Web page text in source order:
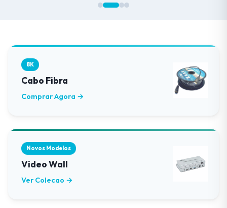
8K
Cabo Fibra
Comprar Agora →
Novos Modelos
Video Wall
Ver Colecao →